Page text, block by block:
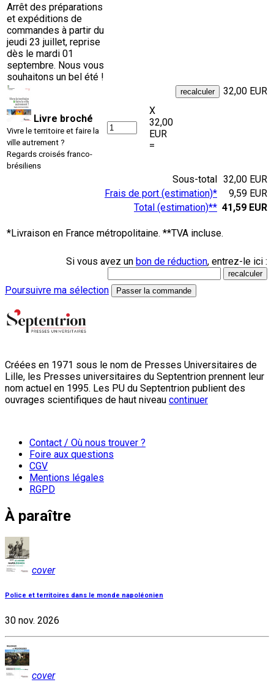
Arrêt des préparations
et expéditions de
commandes à partir du
jeudi 23 juillet, reprise
dès le mardi 01
septembre. Nous vous
souhaitons un bel été !
Livre broché
Vivre le territoire et faire la
ville autrement ?
Regards croisés franco-
brésiliens
X
32,00
EUR
=
32,00 EUR
Sous-total 32,00 EUR
Frais de port (estimation)*
9,59 EUR
Total (estimation)** 41,59 EUR
*Livraison en France métropolitaine. **TVA incluse.
Si vous avez un bon de réduction, entrez-le ici :
Poursuivre ma sélection Passer la commande
Créées en 1971 sous le nom de Presses Universitaires de
Lille, les Presses universitaires du Septentrion prennent leur
nom actuel en 1995. Les PU du Septentrion publient des
ouvrages scientifiques de haut niveau continuer
Contact / Où nous trouver ?
Foire aux questions
CGV
Mentions légales
RGPD
À paraître
cover
Police et territoires dans le monde napoléonien
30 nov. 2026
cover